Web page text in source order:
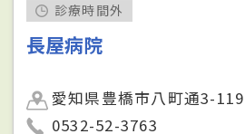
診療時間外
長屋病院
愛知県豊橋市八町通3-119
0532-52-3763